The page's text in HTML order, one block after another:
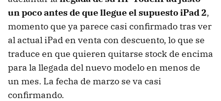
un poco antes de que llegue el supuesto iPad 2,
momento que ya parece casi confirmado tras ver
al actual iPad en venta con descuento, lo que se
traduce en que quieren quitarse stock de encima
para la llegada del nuevo modelo en menos de
un mes. La fecha de marzo se va casi
confirmando.